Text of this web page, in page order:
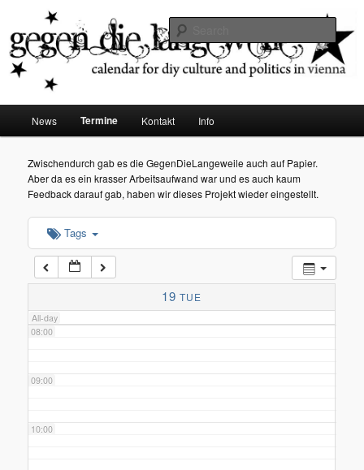
Gegen die Langeweile
diy dates vienna
Skip
to
primary
content
News Termine Kontakt Info
Zwischendurch gab es die GegenDieLangeweile auch auf Papier.
Aber da es ein krasser Arbeitsaufwand war und es auch kaum
Feedback darauf gab, haben wir dieses Projekt wieder eingestellt.
Tags
19 TUE
All-day
02:00
03:00
04:00
05:00
06:00
07:00
08:00
09:00
10:00